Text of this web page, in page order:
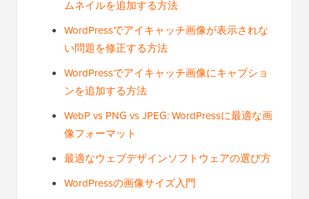
WordPressでアイキャッチ画像または投稿サ
ムネイルを追加する方法
WordPressでアイキャッチ画像が表示されな
い問題を修正する方法
WordPressでアイキャッチ画像にキャプショ
ンを追加する方法
WebP vs PNG vs JPEG: WordPressに最適な画
像フォーマット
最適なウェブデザインソフトウェアの選び方